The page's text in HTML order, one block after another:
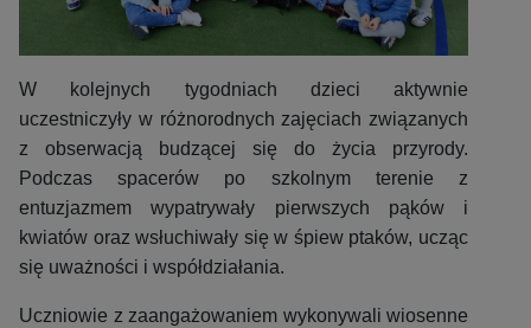
W kolejnych tygodniach dzieci aktywnie
uczestniczyły w różnorodnych zajęciach związanych
z obserwacją budzącej się do życia przyrody.
Podczas spacerów po szkolnym terenie z
entuzjazmem wypatrywały pierwszych pąków i
kwiatów oraz wsłuchiwały się w śpiew ptaków, ucząc
się uważności i współdziałania.
Uczniowie z zaangażowaniem wykonywali wiosenne